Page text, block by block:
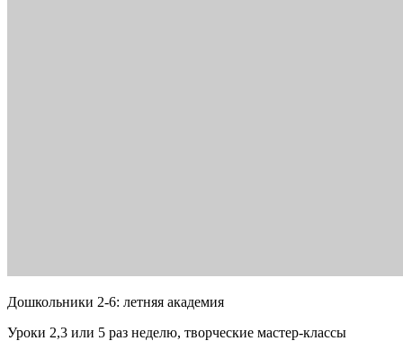
Дошкольники 2-6: летняя академия
Уроки 2,3 или 5 раз неделю, творческие мастер-классы